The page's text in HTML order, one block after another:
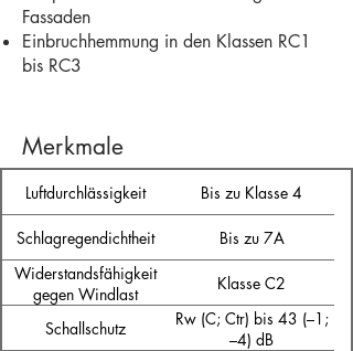
Fassaden
Einbruchhemmung in den Klassen RC1
bis RC3
Merkmale
Luftdurchlässigkeit Bis zu Klasse 4
Schlagregendichtheit
Bis zu 7A
Widerstandsfähigkeit
gegen Windlast
Klasse C2
Schallschutz
Rw (C; Ctr) bis 43 (–1;
–4) dB